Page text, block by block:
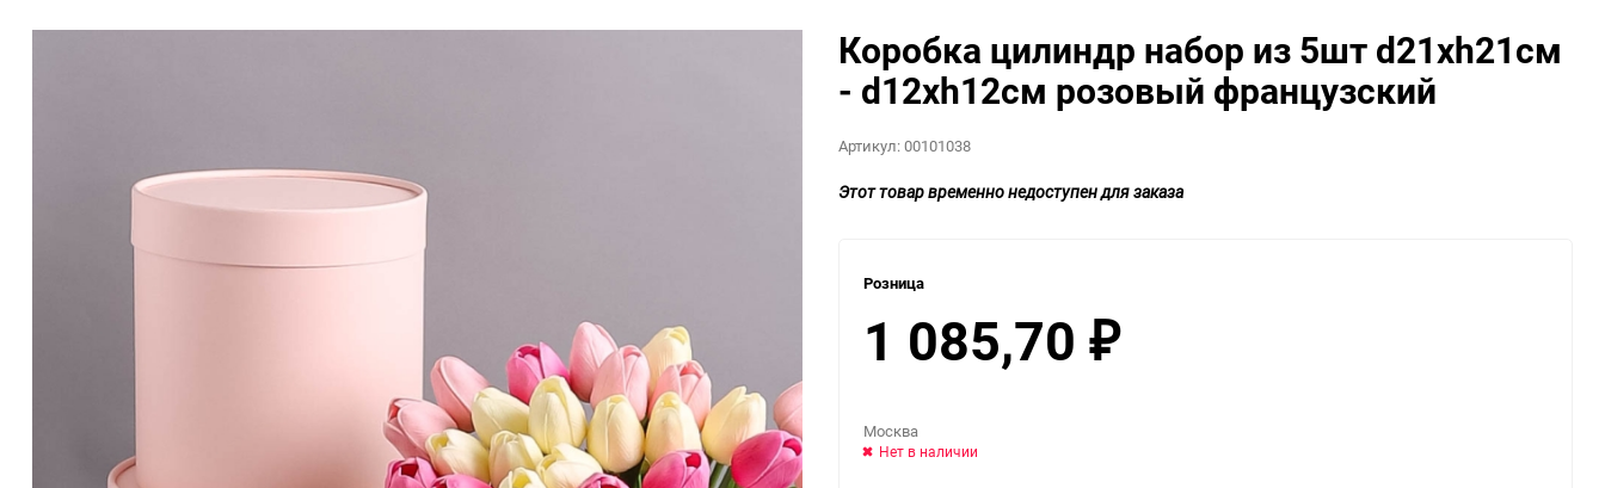
Коробка цилиндр набор из 5шт d21хh21см
- d12хh12см розовый французский
Артикул:00101038
Этот товар временно недоступен для заказа
Розница
1 085,70 ₽
Москва
Нет в наличии